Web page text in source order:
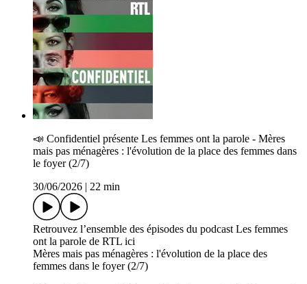
📣 C­onfidentiel présente Les femmes ont la parole - Mères
mais pas ménagères : l'évolution de la place des femmes dans
le foyer (2/7)
30/06/2026
22 min
Retrouvez l’ensemble des épisodes du podcast Les femmes
ont la parole de RTL ici
Mères mais pas ménagères : l'évolution de la place des
femmes dans le foyer (2/7)